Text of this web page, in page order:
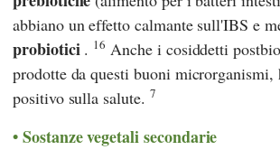
abbiano un effetto calmante sull'IBS e
probiotici. 16 Anche i cosiddetti
prodotte da questi buoni microrganismi,
positivo sulla salute. 7
Sostanze vegetali secondarie